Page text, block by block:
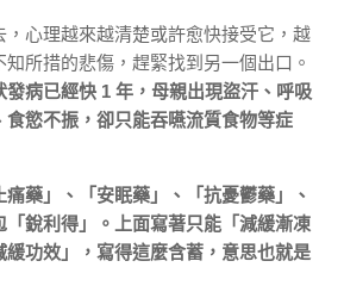
，心理越來越清楚或許愈快接受它，越
所措的悲傷，趕緊找到另一個出口。
病已經快 1 年，母親出現盜汗、呼吸
慾不振，卻只能吞嚥流質食物等症
藥」、「安眠藥」、「抗憂鬱藥」、
「銳利得」。上面寫著只能「減緩漸凍
緩功效」，寫得這麼含蓄，意思也就是